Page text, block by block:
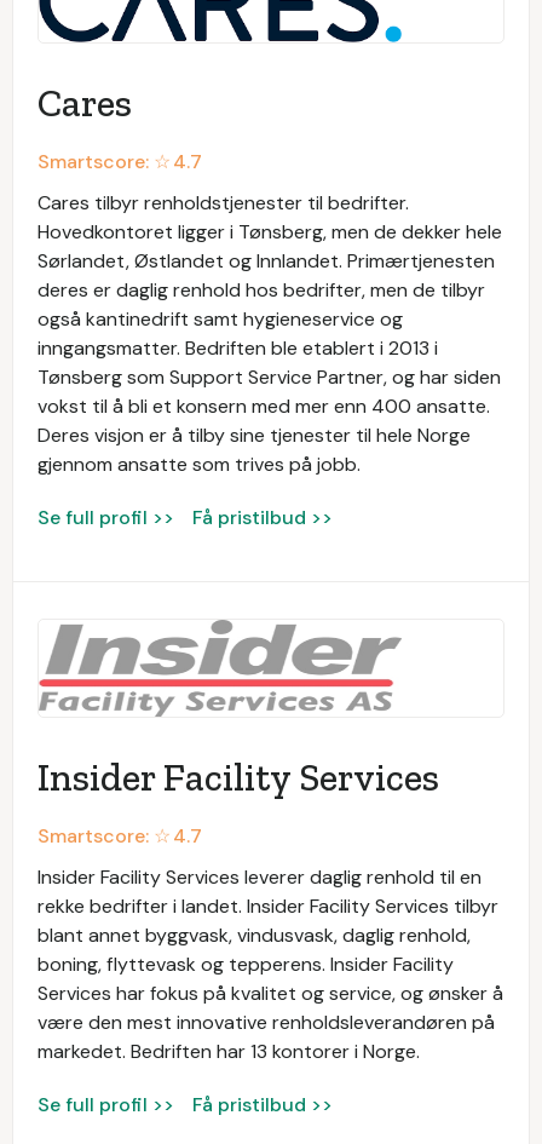
Cares
Smartscore: ☆4.7
Cares tilbyr renholdstjenester til bedrifter.
Hovedkontoret ligger i Tønsberg, men de dekker hele
Sørlandet, Østlandet og Innlandet. Primærtjenesten
deres er daglig renhold hos bedrifter, men de tilbyr
også kantinedrift samt hygieneservice og
inngangsmatter. Bedriften ble etablert i 2013 i
Tønsberg som Support Service Partner, og har siden
vokst til å bli et konsern med mer enn 400 ansatte.
Deres visjon er å tilby sine tjenester til hele Norge
gjennom ansatte som trives på jobb.
Se full profil >> Få pristilbud >>
Insider Facility Services
Smartscore: ☆4.7
Insider Facility Services leverer daglig renhold til en
rekke bedrifter i landet. Insider Facility Services tilbyr
blant annet byggvask, vindusvask, daglig renhold,
boning, flyttevask og tepperens. Insider Facility
Services har fokus på kvalitet og service, og ønsker å
være den mest innovative renholdsleverandøren på
markedet. Bedriften har 13 kontorer i Norge.
Se full profil >> Få pristilbud >>